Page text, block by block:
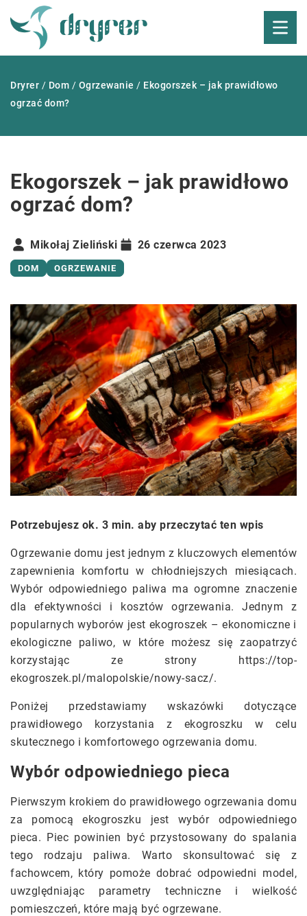
Dryrer / Dom / Ogrzewanie / Ekogorszek – jak prawidłowo
ogrzać dom?
Ekogorszek – jak prawidłowo
ogrzać dom?
Mikołaj Zieliński 26 czerwca 2023
DOM OGRZEWANIE
Potrzebujesz ok. 3 min. aby przeczytać ten wpis
Ogrzewanie domu jest jednym z kluczowych elementów
zapewnienia komfortu w chłodniejszych miesiącach.
Wybór odpowiedniego paliwa ma ogromne znaczenie
dla efektywności i kosztów ogrzewania. Jednym z
popularnych wyborów jest ekogroszek – ekonomiczne i
ekologiczne paliwo, w które możesz się zaopatrzyć
korzystając ze strony https://top-
ekogroszek.pl/malopolskie/nowy-sacz/.
Poniżej przedstawiamy wskazówki dotyczące
prawidłowego korzystania z ekogroszku w celu
skutecznego i komfortowego ogrzewania domu.
Wybór odpowiedniego pieca
Pierwszym krokiem do prawidłowego ogrzewania domu
za pomocą ekogroszku jest wybór odpowiedniego
pieca. Piec powinien być przystosowany do spalania
tego rodzaju paliwa. Warto skonsultować się z
fachowcem, który pomoże dobrać odpowiedni model,
uwzględniając parametry techniczne i wielkość
pomieszczeń, które mają być ogrzewane.